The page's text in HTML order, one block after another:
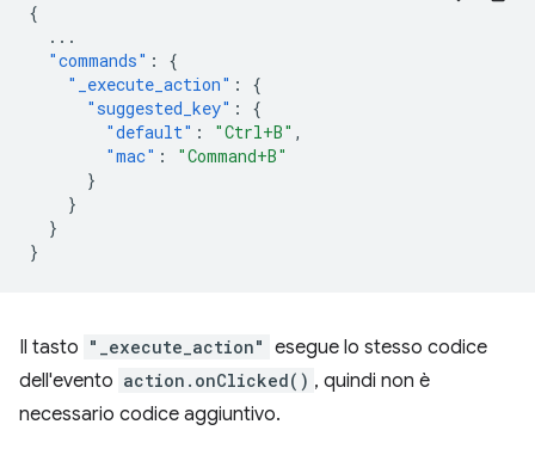
{
...
"commands" :
{
"_execute_action" :
{
"suggested_key" :
{
"default" : "Ctrl+B" ,
"mac" :
"Command+B"
}
}
}
}
Il tasto "_execute_action" esegue lo stesso codice
dell'evento action.onClicked() , quindi non è
necessario codice aggiuntivo.